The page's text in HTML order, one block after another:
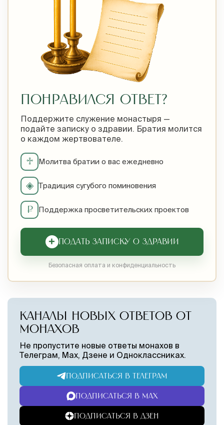
ПОНРАВИЛСЯ ОТВЕТ?
Поддержите служение монастыря —
подайте записку о здравии. Братия молится
о каждом жертвователе.
♱ Молитва братии о вас ежедневно
◈ Традиция сугубого поминовения
₽ Поддержка просветительских проектов
+ ПОДАТЬ ЗАПИСКУ О ЗДРАВИИ
Безопасная оплата и конфиденциальность
КАНАЛЫ НОВЫХ ОТВЕТОВ ОТ
МОНАХОВ
Не пропустите новые ответы монахов в
Телеграм, Max, Дзене и Одноклассниках.
ПОДПИСАТЬСЯ В ТЕЛЕГРАМ
ПОДПИСАТЬСЯ В MAX
ПОДПИСАТЬСЯ В ДЗЕН